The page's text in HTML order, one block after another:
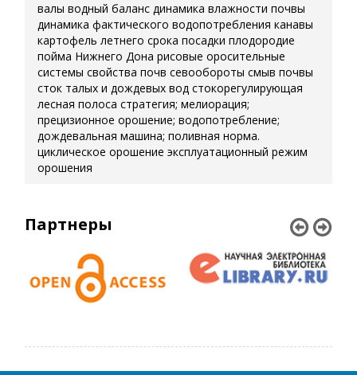
валы водный баланс динамика влажности почвы
динамика фактического водопотребления канавы
картофель летнего срока посадки плодородие
пойма Нижнего Дона рисовые оросительные
системы свойства почв севообороты смыв почвы
сток талых и дождевых вод стокорегулирующая
лесная полоса стратегия; мелиорация;
прецизионное орошение; водопотребление;
дождевальная машина; поливная норма.
циклическое орошение эксплуатационный режим
орошения
Партнеры